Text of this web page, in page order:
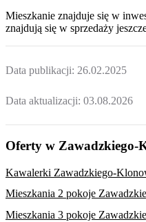
Mieszkanie znajduje się w
znajdują się w sprzedaży
Data publikacji: 26.02.2025
Data aktualizacji: 03.08.2026
Oferty w Zawadzkiego-
Kawalerki Zawadzkiego-
Mieszkania 2 pokoje
Mieszkania 3 pokoje